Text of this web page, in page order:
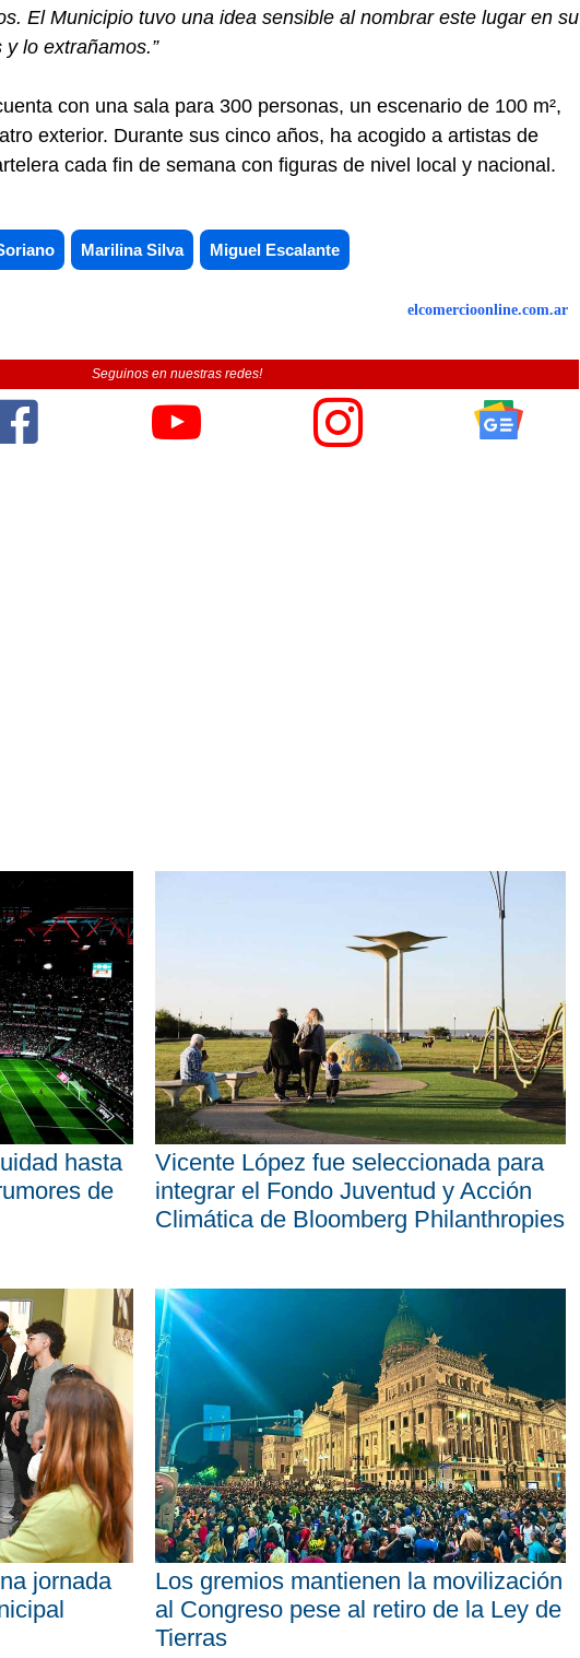
El Municipio tuvo una idea sensible al nombrar este lugar en su
lo extrañamos.”
con una sala para 300 personas, un escenario de 100 m²,
exterior. Durante sus cinco años, ha acogido a artistas de
cada fin de semana con figuras de nivel local y nacional.
Marilina Silva Miguel Escalante
elcomercioonline.com.ar
Seguinos en nuestras redes!
hasta
de
Vicente López fue seleccionada para
integrar el Fondo Juventud y Acción
Climática de Bloomberg Philanthropies
jornada
Los gremios mantienen la movilización
al Congreso pese al retiro de la Ley de
Tierras